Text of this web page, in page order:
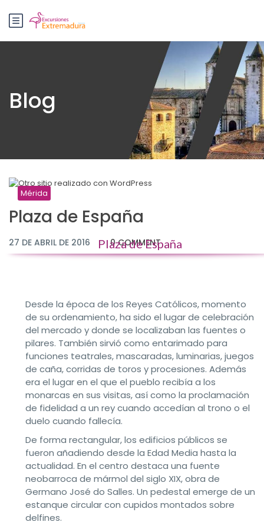
Blog
Mérida
Plaza de España
27 DE ABRIL DE 2016 0 COMMENT
Plaza de España
Desde la época de los Reyes Católicos, momento
de su ordenamiento, ha sido el lugar de celebración
del mercado y donde se localizaban las fuentes o
pilares. También sirvió como entarimado para
funciones teatrales, mascaradas, luminarias, juegos
de caña, corridas de toros y procesiones. Además
era el lugar en el que el pueblo recibía a los
monarcas en sus visitas, así como la proclamación
de fidelidad a un rey cuando accedían al trono o el
duelo cuando fallecía.
De forma rectangular, los edificios públicos se
fueron añadiendo desde la Edad Media hasta la
actualidad. En el centro destaca una fuente
neobarroca de mármol del siglo XIX, obra de
Germano José do Salles. Un pedestal emerge de un
estanque circular con cupidos montados sobre
delfines.